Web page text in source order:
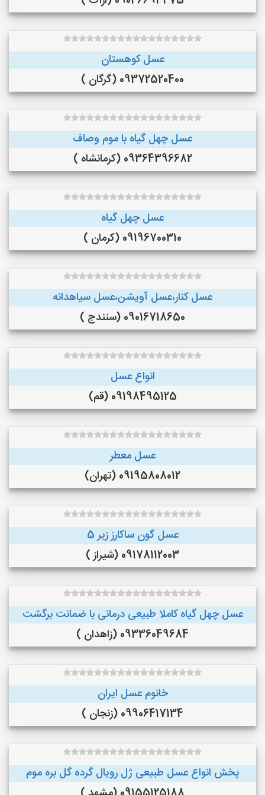
عسل کوهستان
09372520400 (گرگان )
عسل چهل گیاه با موم وصاف
09364396682 (کرمانشاه )
عسل چهل گیاه
09196700310 (کرمان )
عسل کنار،عسل آویشن،عسل سیاهدانه
09016718650 (سنندج )
انواع عسل
09198495125 (قم)
عسل معطر
09195808012 (تهران)
عسل گون ساکارز زیر 5
09178112003 (شیراز )
عسل چهل گیاه کاملا طبیعی درمانی با ضمانت برگشت
09336049684 (زاهدان )
خانوم عسل ایران
09906417134 (زنجان )
پخش انواع عسل طبیعی ژل رویال گرده گل بره موم